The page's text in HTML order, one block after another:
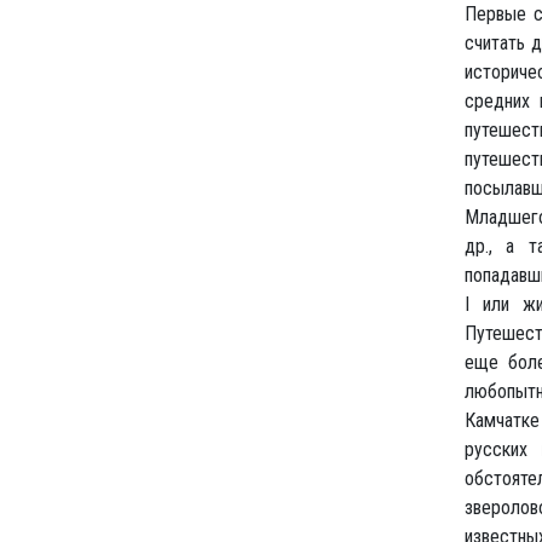
Первые сколько-нибудь обстоятельные сведения о народностях, населяющих Р. (если не считать древнейших, относившихся к ранее жившим здесь народам и дошедших до нас в исторических и географических трудах писателей классической древности и начала средних веков, а также и более или менее кратких известий, записанных некоторыми путешественниками по Р., начиная с XIII и по XVII столетие), мы находим у путешественников-исследователей XVIII века, преимущественно ученых академиков, посылавшихся для исследования нашего отечества: Палласа, Гмелина Старшего, Гмелина Младшего, Миллера, Фалька, Гюльденштедта, Георги, Штеллера, Лепехина, Крашенинникова др., а также у немногих подневольных или добровольных наблюдателей, случайно попадавших в более отдаленные края империи (напр. пленный швед Штраленберг при Петре I или живший в конце XVII в. любознательный амстердамский бургомистр Витсен). Путешественники-академики интересовались как собственно русским